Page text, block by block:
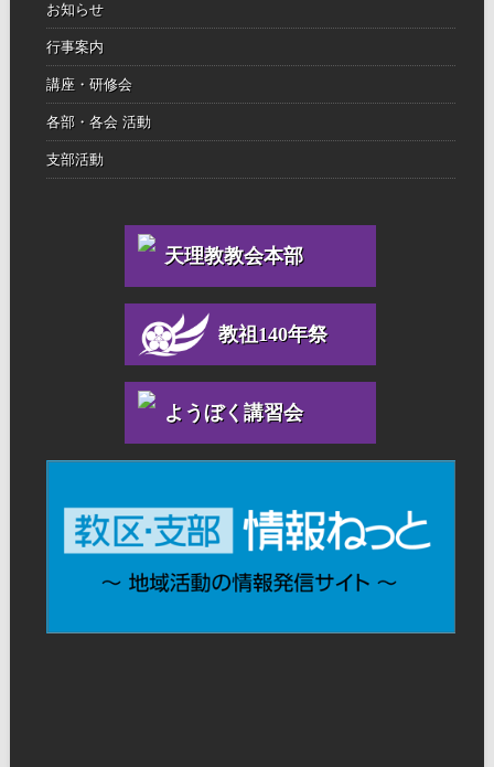
お知らせ
行事案内
講座・研修会
各部・各会 活動
支部活動
天理教教会本部
教祖140年祭
ようぼく講習会